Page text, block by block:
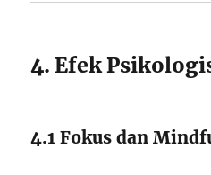
4. Efek
4.1 Fokus dan